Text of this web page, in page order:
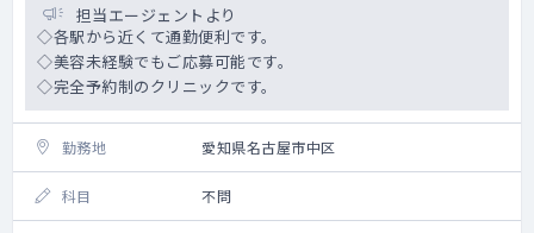
担当エージェントより
◇各駅から近くて通勤便利です。
◇美容未経験でもご応募可能です。
◇完全予約制のクリニックです。
勤務地 愛知県名古屋市中区
科目 不問